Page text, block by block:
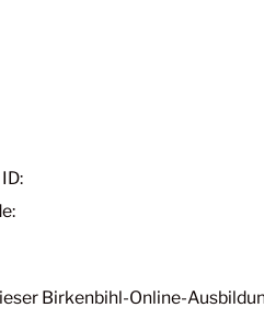
Birkenbihl-Online-